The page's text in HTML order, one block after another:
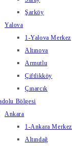
Şarköy
Yalova
1-Yalova Merkez
Altınova
Armutlu
Çiftlikköy
Çınarcık
Bölgesi
Ankara
1-Ankara Merkez
Altındağ